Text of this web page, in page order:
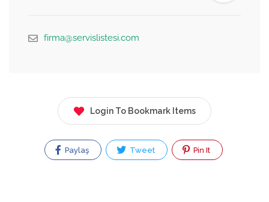
firma@servislistesi.com
Login To Bookmark Items
Paylaş Tweet Pin It